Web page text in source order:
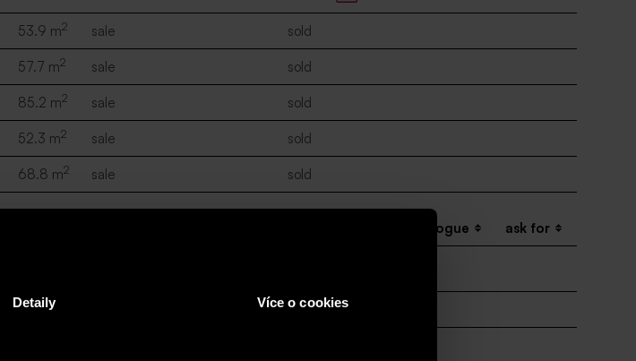
Detaily Více o cookies
53.9 m2 sale sold
57.7 m2 sale sold
85.2 m2 sale sold
52.3 m2 sale sold
68.8 m2 sale sold
add to the catalogue ask for
117.3 m2 sold